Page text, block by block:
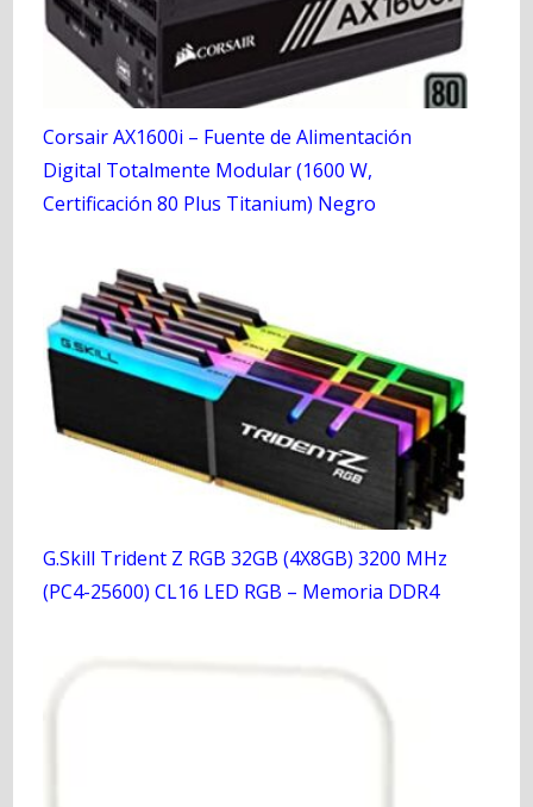
Corsair AX1600i – Fuente de Alimentación
Digital Totalmente Modular (1600 W,
Certificación 80 Plus Titanium) Negro
G.Skill Trident Z RGB 32GB (4X8GB) 3200 MHz
(PC4-25600) CL16 LED RGB – Memoria DDR4